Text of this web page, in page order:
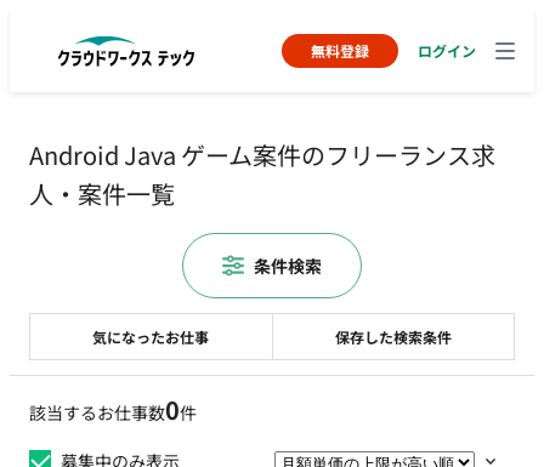
無料登録 ログイン
Android Java ゲーム案件のフリーランス求
人・案件一覧
該当するお仕事数0件
募集中のみ表示
気になったお仕事 保存した検索条件
条件検索